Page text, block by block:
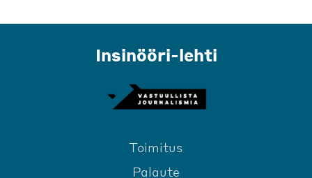
Insinööri-lehti
Toimitus
Palaute